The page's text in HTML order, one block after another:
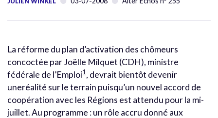
La réforme du plan d’activation des chômeurs
concoctée par Joëlle Milquet (CDH), ministre
fédérale de l’Emploi1 , devrait bientôt devenir
uneréalité sur le terrain puisqu’un nouvel accord de
coopération avec les Régions est attendu pour la mi-
juillet. Au programme : un rôle accru donné aux